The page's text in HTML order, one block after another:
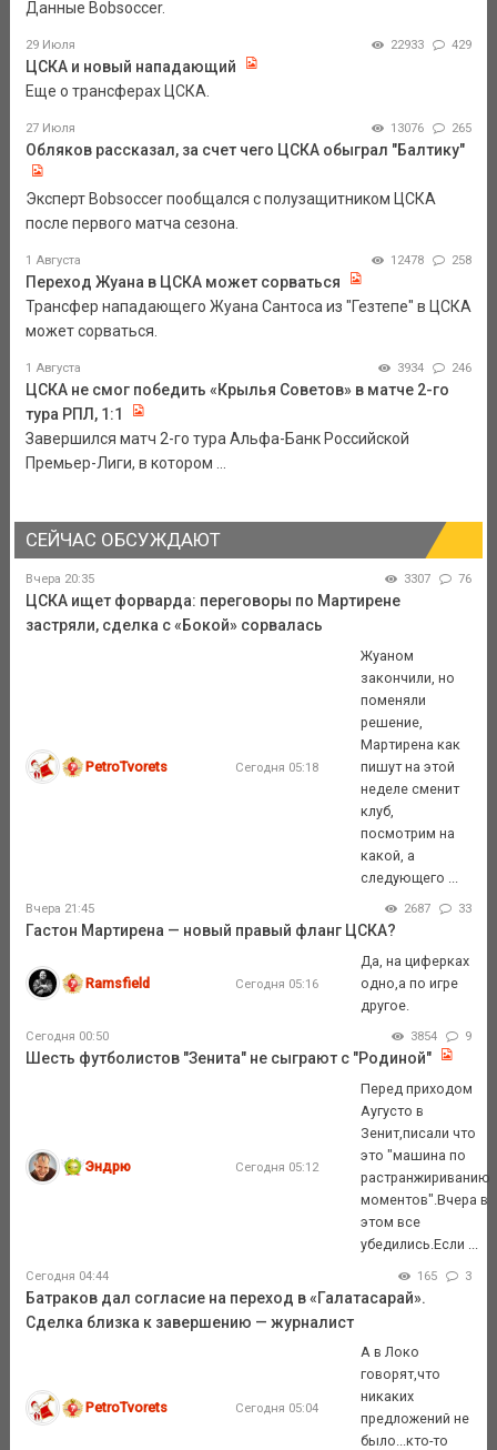
Данные Bobsoccer.
29 Июля 22933 429
ЦСКА и новый нападающий
Еще о трансферах ЦСКА.
27 Июля 13076 265
Обляков рассказал, за счет чего ЦСКА обыграл "Балтику"
Эксперт Bobsoccer пообщался с полузащитником ЦСКА
после первого матча сезона.
1 Августа 12478 258
Переход Жуана в ЦСКА может сорваться
Трансфер нападающего Жуана Сантоса из "Гезтепе" в ЦСКА
может сорваться.
1 Августа 3934 246
ЦСКА не смог победить «Крылья Советов» в матче 2-го
тура РПЛ, 1:1
Завершился матч 2-го тура Альфа-Банк Российской
Премьер-Лиги, в котором ...
СЕЙЧАС ОБСУЖДАЮТ
Вчера 20:35 3307 76
ЦСКА ищет форварда: переговоры по Мартирене
застряли, сделка с «Бокой» сорвалась
PetroTvorets Сегодня 05:18
Жуаном
закончили, но
поменяли
решение,
Мартирена как
пишут на этой
неделе сменит
клуб,
посмотрим на
какой, а
следующего ...
Вчера 21:45 2687 33
Гастон Мартирена — новый правый фланг ЦСКА?
Ramsfield Сегодня 05:16
Да, на циферках
одно,а по игре
другое.
Сегодня 00:50 3854 9
Шесть футболистов "Зенита" не сыграют с "Родиной"
Эндрю Сегодня 05:12
Перед приходом
Аугусто в
Зенит,писали что
это "машина по
растранжириванию
моментов".Вчера в
этом все
убедились.Если ...
Сегодня 04:44 165 3
Батраков дал согласие на переход в «Галатасарай».
Сделка близка к завершению — журналист
PetroTvorets Сегодня 05:04
А в Локо
говорят,что
никаких
предложений не
было...кто-то